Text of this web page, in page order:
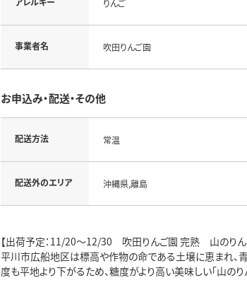
りんご
事業者名 吹田りんご園
お申込み・配送・その他
配送方法 常温
配送外のエリア 沖縄県,離島
【出荷予定：11/20～12/30 吹田りんご園 完熟 山のり
平川市広船地区は標高や作物の命である土壌に恵まれ、青
度も平地より下がるため、糖度がより高い美味しい「山のり